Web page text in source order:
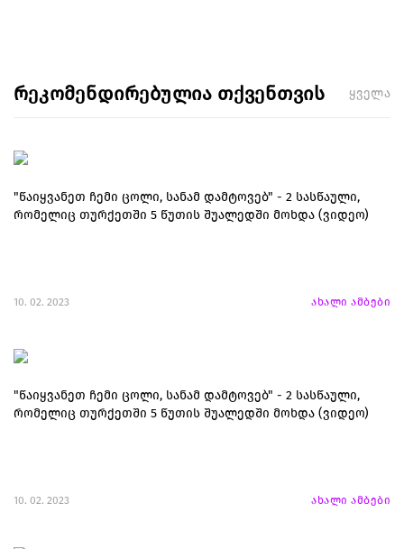
რეკომენდირებულია თქვენთვის ყველა
"წაიყვანეთ ჩემი ცოლი, სანამ დამტოვებ" - 2 სასწაული,
რომელიც თურქეთში 5 წუთის შუალედში მოხდა (ვიდეო)
10. 02. 2023 ახალი ამბები
"წაიყვანეთ ჩემი ცოლი, სანამ დამტოვებ" - 2 სასწაული,
რომელიც თურქეთში 5 წუთის შუალედში მოხდა (ვიდეო)
10. 02. 2023 ახალი ამბები